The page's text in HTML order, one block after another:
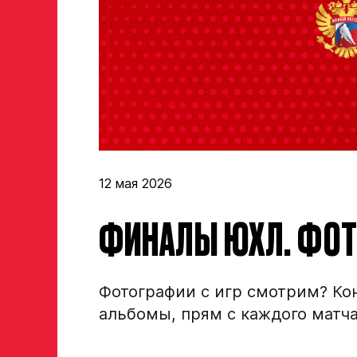
12 мая 2026
ФИНАЛЫ ЮХЛ.
Фотографии с игр смотрим?
альбомы, прям с каждого матча
Рост, вес игрока
Опыт игры в хоккей
Амплуа игрока
ФИО законного представителя
Номер телефона законного представителя